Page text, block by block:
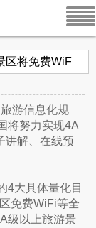
区将免费WiF
游信息化规
将努力实现4A
讲解、在线预
4大具体量化目
免费WiFi等全
级以上旅游景